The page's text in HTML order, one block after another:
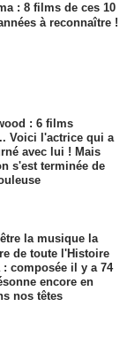
: 8 films de ces 10
à reconnaître !
: 6 films
Voici l'actrice qui a
avec lui ! Mais
s'est terminée de
la musique la
de toute l'Histoire
composée il y a 74
encore en
nos têtes